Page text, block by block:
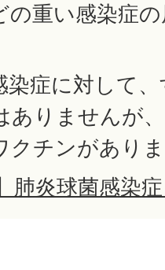
の重い感染症
染症に対して
ありませんが
クチンがあり
肺炎球菌感染